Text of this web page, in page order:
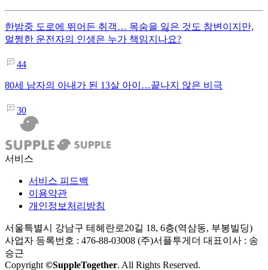
한밤중 도로에 뛰어든 취객… 목숨을 잃은 것도 참변이지만,
멀쩡한 운전자의 인생은 누가 책임지나요?
44
80세 남자의 아내가 된 13살 아이…끝나지 않은 비극
30
서비스
서비스 피드백
이용약관
개인정보처리방침
서울특별시 강남구 테헤란로20길 18, 6층(역삼동, 부봉빌딩)
사업자 등록번호 : 476-88-03008 (주)서플투게더 대표이사 : 송
승근
Copyright ©SuppleTogether. All Rights Reserved.